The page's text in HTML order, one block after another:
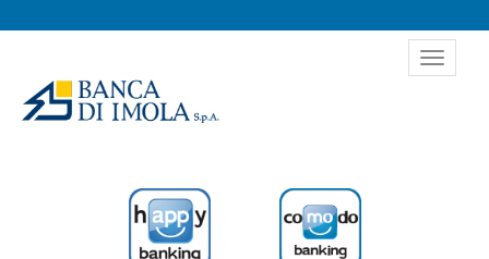
Toggle